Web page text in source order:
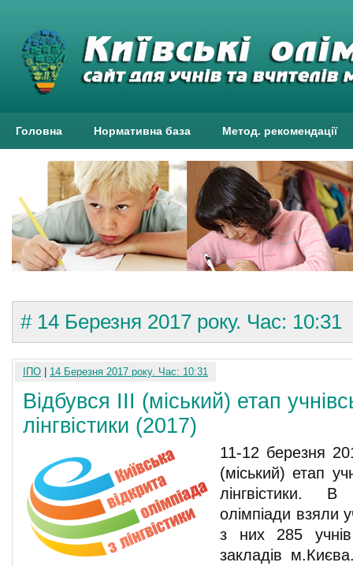
Головна Нормативна база Метод. рекомендації
# 14 Березня 2017 року. Час: 10:31
ІПО 14 Березня 2017 року. Час: 10:31
Відбувся ІІІ (міський) етап
лінгвістики (2017)
11-12 березня
(міський) етап
лінгвістики.
олімпіади взяли
з них 285
закладів